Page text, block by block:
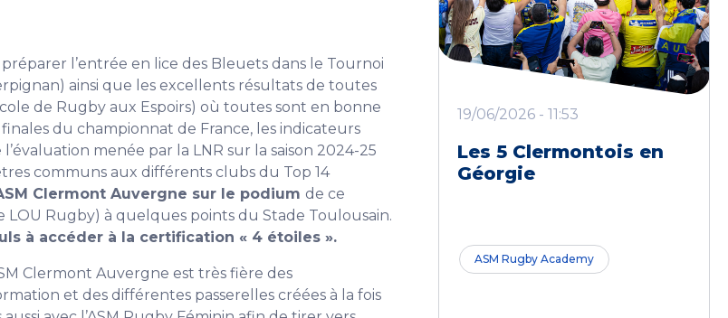
l’entrée en lice des Bleuets dans le Tournoi
ainsi que les excellents résultats de toutes
de Rugby aux Espoirs) où toutes sont en bonne
du championnat de France, les indicateurs
menée par la LNR sur la saison 2024-25
communs aux différents clubs du Top 14
Clermont Auvergne sur le podium de ce
LOU Rugby) à quelques points du Stade Toulousain.
à accéder à la certification « 4 étoiles ».
Clermont Auvergne est très fière des
et des différentes passerelles créées à la fois
19/06/2026 - 11:53
Les 5 Clermontois en
Géorgie
ASM Rugby Academy